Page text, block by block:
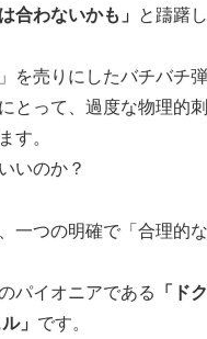
合わないかも」 と躊躇
を売りにしたバチバチ
とって、過度な物理的
す。
いのか？
一つの明確で「合理的
パイオニアである 「ド
」 です。